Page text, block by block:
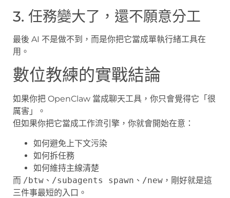
3. 任務變大了，還不願意分工
最後 AI 不是做不到，而是你把它當成單執行緒工具在
用。
數位教練的實戰結論
如果你把 OpenClaw 當成聊天工具，你只會覺得它「很
厲害」。
但如果你把它當成工作流引擎，你就會開始在意：
如何避免上下文污染
如何拆任務
如何維持主線清楚
而 /btw 、 /subagents spawn 、 /new ，剛好就是這
三件事最短的入口。